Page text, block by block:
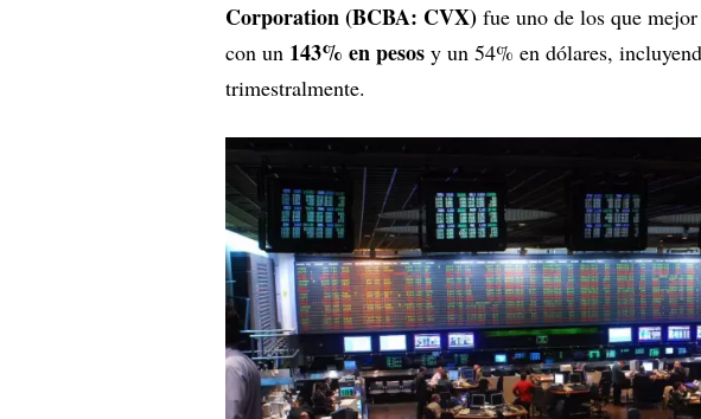
Corporation (BCBA: CVX) fue uno de los que
con un 143% en pesos y un 54% en dólares,
trimestralmente.